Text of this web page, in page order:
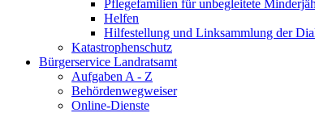
Pflegefamilien für unbegleitete
Helfen
Hilfestellung und Linksammlung der
Katastrophenschutz
Bürgerservice Landratsamt
Aufgaben A - Z
Behördenwegweiser
Online-Dienste